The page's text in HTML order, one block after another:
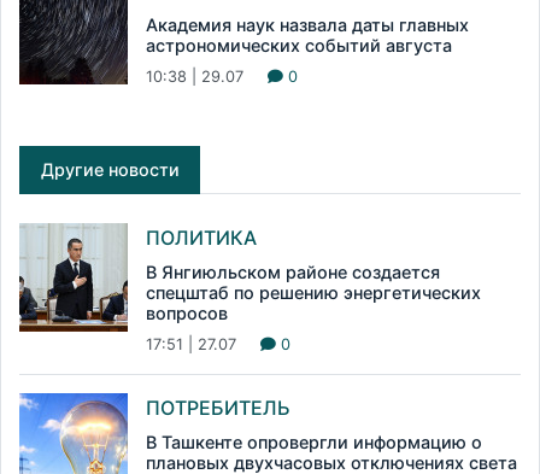
Академия наук назвала даты главных
астрономических событий августа
10:38 | 29.07 0
Другие новости
ПОЛИТИКА
В Янгиюльском районе создается
спецштаб по решению энергетических
вопросов
17:51 | 27.07 0
ПОТРЕБИТЕЛЬ
В Ташкенте опровергли информацию о
плановых двухчасовых отключениях света